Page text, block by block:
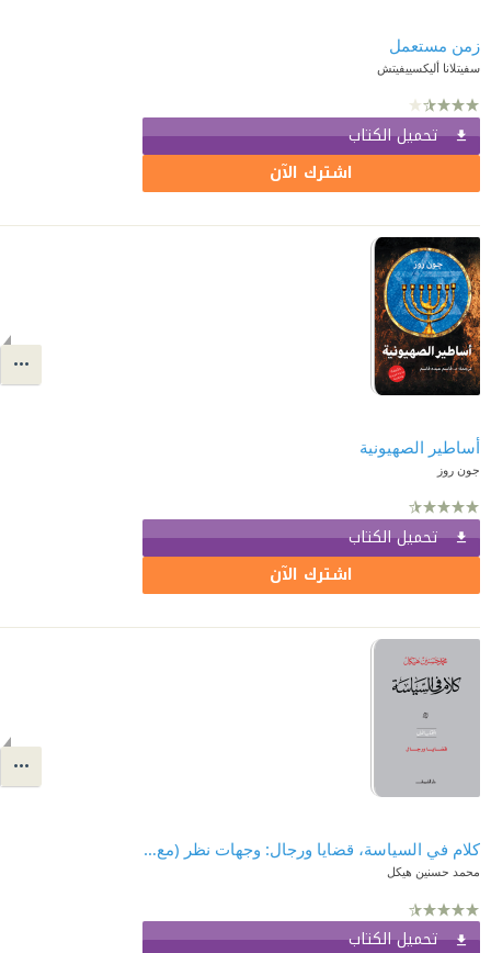
زمن مستعمل
سفيتلانا أليكسييفيتش
تحميل الكتاب
اشترك الآن
أساطير الصهيونية
جون روز
تحميل الكتاب
اشترك الآن
كلام في السياسة، قضايا ورجال: وجهات نظر (مع بدايات القرن الواحد والعشرين)
محمد حسنين هيكل
تحميل الكتاب